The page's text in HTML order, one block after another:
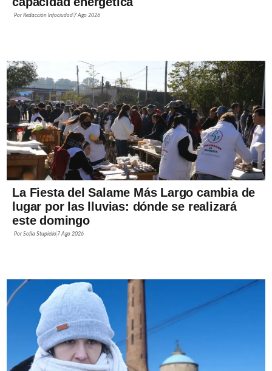
PorRedacción Infociudad 7 Ago 2026
La Fiesta del Salame Más Largo cambia de
lugar por las lluvias: dónde se realizará
este domingo
PorSofía Stupiello 7 Ago 2026